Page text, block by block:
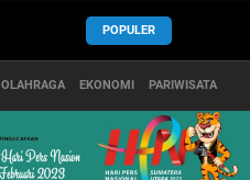
POPULER
OLAHRAGA EKONOMI PARIWISATA